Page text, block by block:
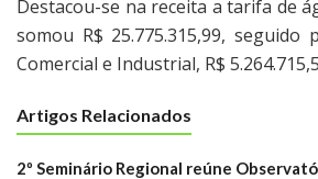
Destacou-se na receita a tarifa de
somou R$ 25.775.315,99,
Comercial e Industrial, R$
Artigos Relacionados
2º Seminário Regional reúne